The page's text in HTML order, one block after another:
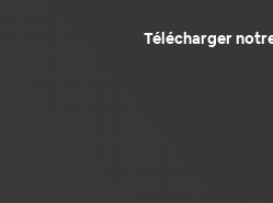
Télécharger